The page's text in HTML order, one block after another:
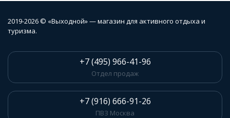
2019-2026 © «Выходной» — магазин для активного отдыха и
туризма.
+7 (495) 966-41-96
Отдел продаж
+7 (916) 666-91-26
ПВЗ Москва